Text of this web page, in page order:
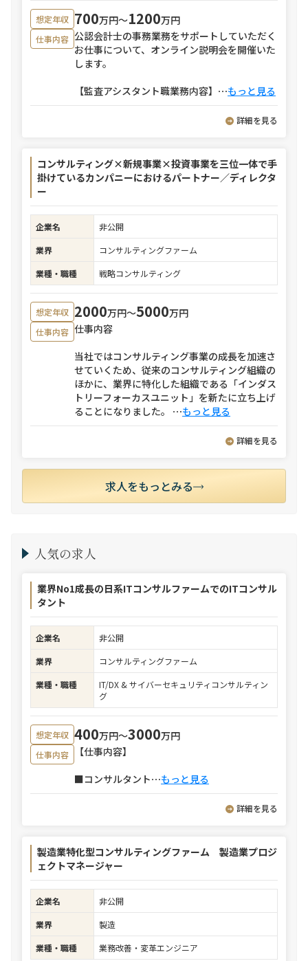
想定年収 700万円〜1200万円
仕事内容 公認会計士の事務業務をサポートしていただく
お仕事について、オンライン説明会を開催いた
します。
【監査アシスタント職業務内容】 ⋯もっと見る
詳細を見る
コンサルティング×新規事業×投資事業を三位一体で手
掛けているカンパニーにおけるパートナー／ディレクタ
ー
企業名
非公開
業界
コンサルティングファーム
業種・職種
戦略コンサルティング
想定年収 2000万円〜5000万円
仕事内容 仕事内容
当社ではコンサルティング事業の成長を加速さ
せていくため、従来のコンサルティング組織の
ほかに、業界に特化した組織である「インダス
トリーフォーカスユニット」を新たに立ち上げ
ることになりました。 ⋯もっと見る
詳細を見る
求人をもっとみる
人気の求人
業界No1成長の日系ITコンサルファームでのITコンサル
タント
企業名
非公開
業界
コンサルティングファーム
業種・職種
IT/DX & サイバーセキュリティコンサルティン
グ
想定年収 400万円〜3000万円
仕事内容
【仕事内容】
■コンサルタント⋯もっと見る
詳細を見る
製造業特化型コンサルティングファーム 製造業プロジ
ェクトマネージャー
企業名
非公開
業界
製造
業種・職種
業務改善・変革エンジニア